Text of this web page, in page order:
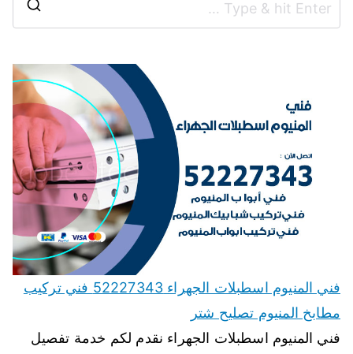
فني المنيوم اسطبلات الجهراء 52227343 فني تركيب
مطابخ المنيوم تصليح شتر
فني المنيوم اسطبلات الجهراء نقدم لكم خدمة تفصيل